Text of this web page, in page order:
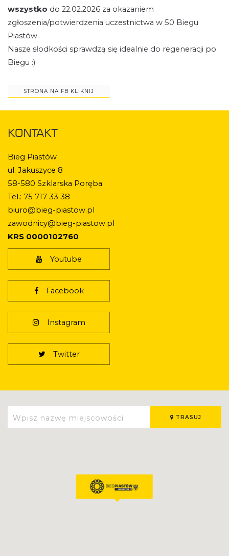
wszystko do 22.02.2026 za okazaniem
zgłoszenia/potwierdzenia uczestnictwa w 50 Biegu
Piastów.
Nasze słodkości sprawdzą się idealnie do regeneracji po
Biegu :)
STRONA NA FB KLIKNIJ
KONTAKT
Bieg Piastów
ul. Jakuszyce 8
58-580 Szklarska Poręba
Tel.: 75 717 33 38
biuro@bieg-piastow.pl
zawodnicy@bieg-piastow.pl
KRS 0000102760
Youtube
Facebook
Instagram
Twitter
TRASUJ